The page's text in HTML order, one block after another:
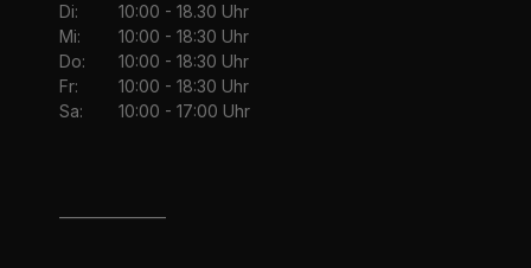
Di:
10:00 - 18.30 Uhr
Mi:
10:00 - 18:30 Uhr
Do:
10:00 - 18:30 Uhr
Fr:
10:00 - 18:30 Uhr
Sa:
10:00 - 17:00 Uhr